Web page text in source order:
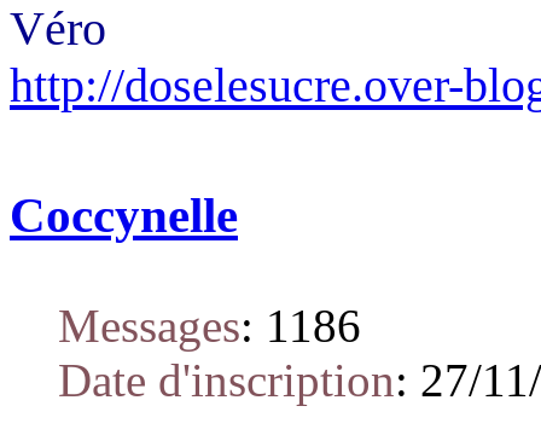
Véro
http://doselesucre.over-
Coccynelle
Messages: 1186
Date d'inscription: 27/